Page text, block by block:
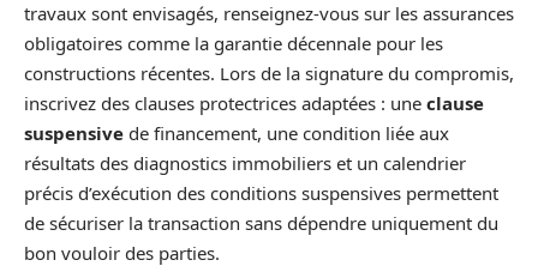
travaux sont envisagés, renseignez-vous sur les assurances
obligatoires comme la garantie décennale pour les
constructions récentes. Lors de la signature du compromis,
inscrivez des clauses protectrices adaptées : une clause
suspensive de financement, une condition liée aux
résultats des diagnostics immobiliers et un calendrier
précis d’exécution des conditions suspensives permettent
de sécuriser la transaction sans dépendre uniquement du
bon vouloir des parties.